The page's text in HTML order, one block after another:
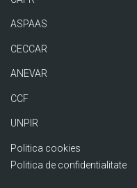
ASPAAS
CECCAR
ANEVAR
CCF
UNPIR
Politica cookies
Politica de confidentialitate